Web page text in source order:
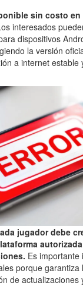
sin costo
interesados
dispositivos
la versión
a internet estable
jugador debe
Es importante
porque garantiza
de actualizaciones